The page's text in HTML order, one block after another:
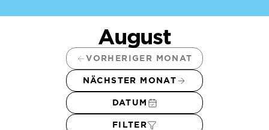
August
VORHERIGER MONAT
NÄCHSTER MONAT
DATUM
FILTER